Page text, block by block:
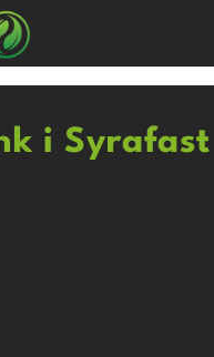
i Syrafast